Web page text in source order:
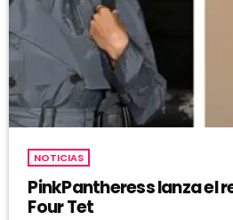
NOTICIAS
PinkPantheress lanza el
Four Tet